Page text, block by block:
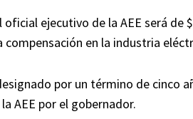
ejecutivo de la AEE será de
compensación en la industria
por un término de cinco
AEE por el gobernador.